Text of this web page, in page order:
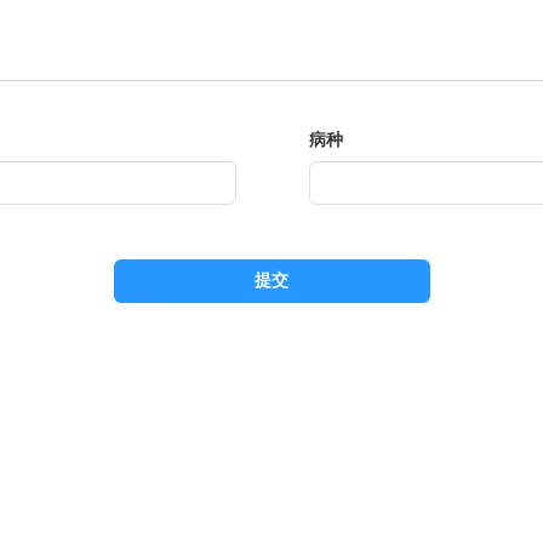
病种
提交